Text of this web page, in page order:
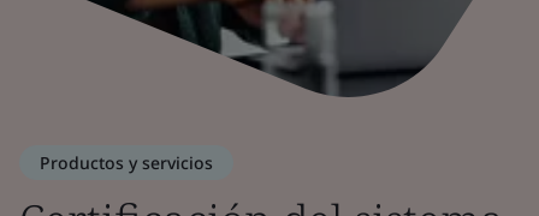
Productos y servicios